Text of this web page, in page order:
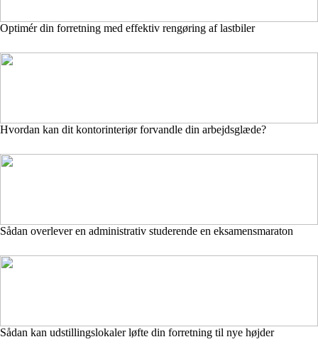
Optimér din forretning med effektiv rengøring af lastbiler
Hvordan kan dit kontorinteriør forvandle din arbejdsglæde?
Sådan overlever en administrativ studerende en eksamensmaraton
Sådan kan udstillingslokaler løfte din forretning til nye højder